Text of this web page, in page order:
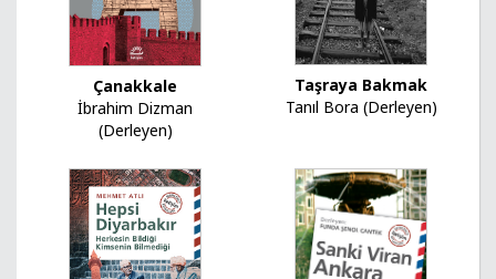
Çanakkale
İbrahim Dizman
(Derleyen)
Taşraya Bakmak
Tanıl Bora (Derleyen)